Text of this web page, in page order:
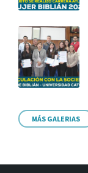
MÁS GALERIAS